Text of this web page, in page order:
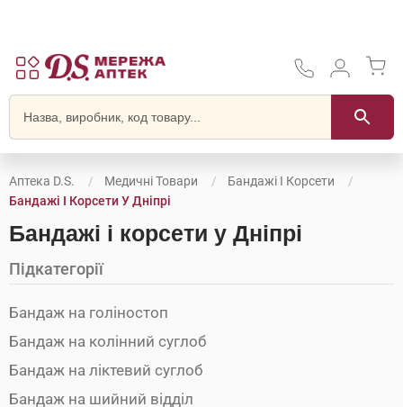
Аптека D.S. Медичні Товари
Бандажі І Корсети
Бандажі І Корсети У Дніпрі
Бандажі і корсети у Дніпрі
Підкатегорії
Бандаж на голіностоп
Бандаж на колінний суглоб
Бандаж на ліктевий суглоб
Бандаж на шийний відділ